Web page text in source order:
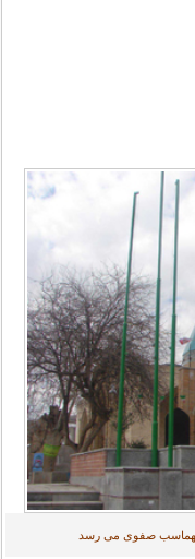
طهماسب صفوی می رسد